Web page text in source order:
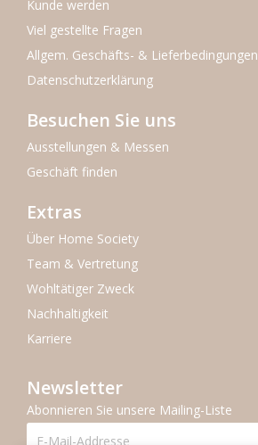
Kunde werden
Viel gestellte Fragen
Allgem. Geschäfts- & Lieferbedingungen
Datenschutzerklärung
Besuchen Sie uns
Ausstellungen & Messen
Geschäft finden
Extras
Über Home Society
Team & Vertretung
Wohltätiger Zweck
Nachhaltigkeit
Karriere
Newsletter
Abonnieren Sie unsere Mailing-Liste